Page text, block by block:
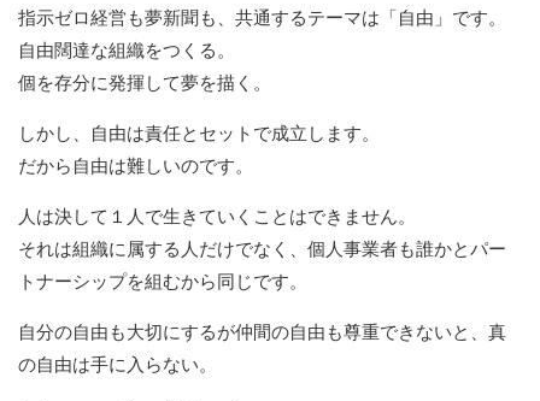
指示ゼロ経営も夢新聞も、共通するテーマは「自由」です。
自由闊達な組織をつくる。
個を存分に発揮して夢を描く。
しかし、自由は責任とセットで成立します。
だから自由は難しいのです。
人は決して１人で生きていくことはできません。
それは組織に属する人だけでなく、個人事業者も誰かとパー
トナーシップを組むから同じです。
自分の自由も大切にするが仲間の自由も尊重できないと、真
の自由は手に入らない。